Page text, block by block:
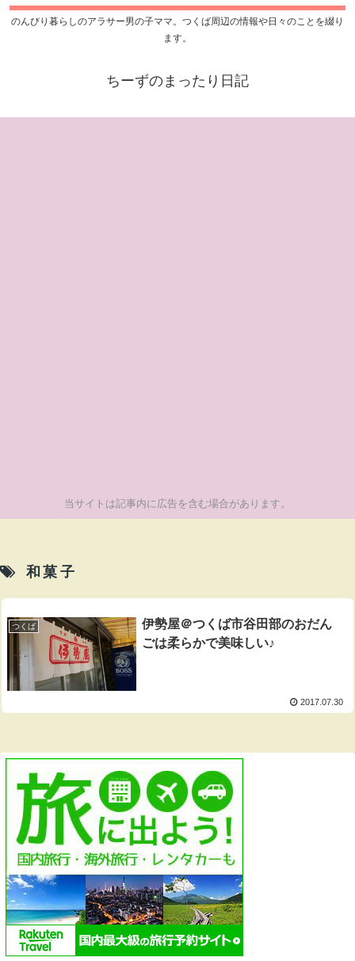
のんびり暮らしのアラサー男の子ママ。つくば周辺の情報や日々のことを綴り
ます。
ちーずのまったり日記
当サイトは記事内に広告を含む場合があります。
和菓子
つくば
伊勢屋＠つくば市谷田部のおだん
ごは柔らかで美味しい♪
2017.07.30